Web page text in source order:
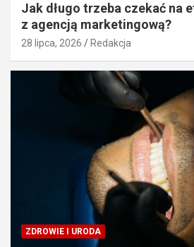
Jak długo trzeba czekać na
z agencją marketingową?
28 lipca, 2026 Redakcja
ZDROWIE I URODA